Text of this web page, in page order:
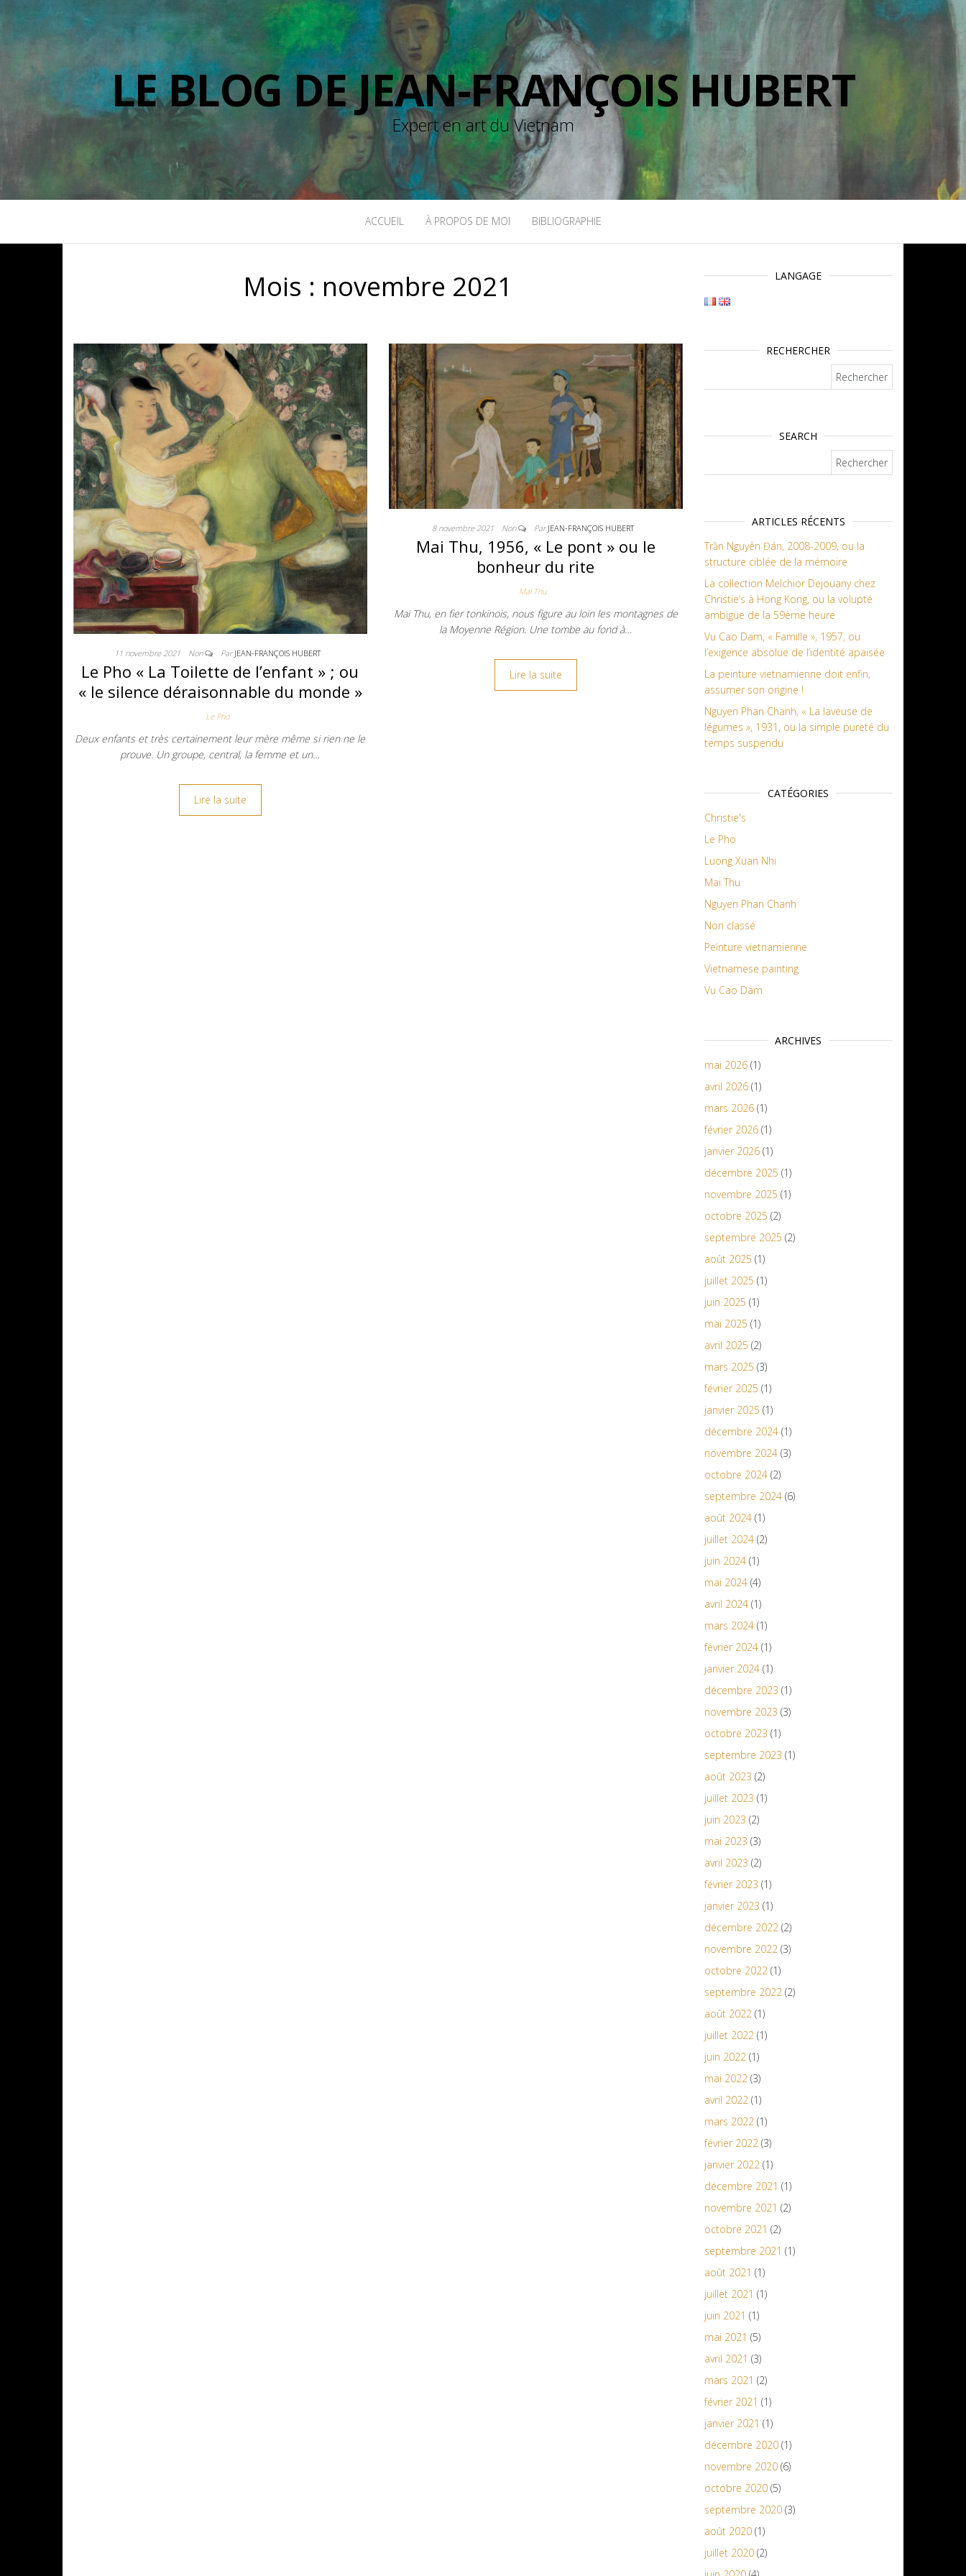
LE BLOG DE JEAN-FRANÇOIS HUBERT
Expert en art du Vietnam
ACCUEIL À PROPOS DE MOI BIBLIOGRAPHIE
Mois : novembre 2021
11 novembre 2021 Non ParJEAN-FRANÇOIS HUBERT
Le Pho « La Toilette de l’enfant » ; ou
« le silence déraisonnable du monde »
Le Pho
Deux enfants et très certainement leur mère même si rien ne le
prouve. Un groupe, central, la femme et un…
Lire la suite
8 novembre 2021 Non ParJEAN-FRANÇOIS HUBERT
Mai Thu, 1956, « Le pont » ou le
bonheur du rite
Mai Thu
Mai Thu, en fier tonkinois, nous figure au loin les montagnes de
la Moyenne Région. Une tombe au fond à…
Lire la suite
LANGAGE
RECHERCHER
SEARCH
ARTICLES RÉCENTS
Trần Nguyên Đán, 2008-2009, ou la
structure ciblée de la mémoire
La collection Melchior Dejouany chez
Christie’s à Hong Kong, ou la volupté
ambigüe de la 59ème heure
Vu Cao Dam, « Famille », 1957, ou
l’exigence absolue de l’identité apaisée
La peinture vietnamienne doit enfin,
assumer son origine !
Nguyen Phan Chanh, « La laveuse de
légumes », 1931, ou la simple pureté du
temps suspendu
CATÉGORIES
Christie's
Le Pho
Luong Xuan Nhi
Mai Thu
Nguyen Phan Chanh
Non classé
Peinture vietnamienne
Vietnamese painting
Vu Cao Dam
ARCHIVES
mai 2026(1)
avril 2026(1)
mars 2026(1)
février 2026(1)
janvier 2026(1)
décembre 2025 (1)
novembre 2025 (1)
octobre 2025 (2)
septembre 2025 (2)
août 2025 (1)
juillet 2025 (1)
juin 2025 (1)
mai 2025 (1)
avril 2025 (2)
mars 2025 (3)
février 2025 (1)
janvier 2025 (1)
décembre 2024(1)
novembre 2024(3)
octobre 2024(2)
septembre 2024(6)
août 2024(1)
juillet 2024(2)
juin 2024(1)
mai 2024(4)
avril 2024(1)
mars 2024(1)
février 2024(1)
janvier 2024(1)
décembre 2023 (1)
novembre 2023 (3)
octobre 2023 (1)
septembre 2023 (1)
août 2023 (2)
juillet 2023 (1)
juin 2023 (2)
mai 2023 (3)
avril 2023 (2)
février 2023 (1)
janvier 2023 (1)
décembre 2022(2)
novembre 2022(3)
octobre 2022(1)
septembre 2022(2)
août 2022(1)
juillet 2022(1)
juin 2022(1)
mai 2022(3)
avril 2022(1)
mars 2022(1)
février 2022(3)
janvier 2022(1)
décembre 2021 (1)
novembre 2021 (2)
octobre 2021 (2)
septembre 2021 (1)
août 2021 (1)
juillet 2021 (1)
juin 2021 (1)
mai 2021 (5)
avril 2021 (3)
mars 2021 (2)
février 2021 (1)
janvier 2021 (1)
décembre 2020(1)
novembre 2020(6)
octobre 2020(5)
septembre 2020(3)
août 2020(1)
juillet 2020(2)